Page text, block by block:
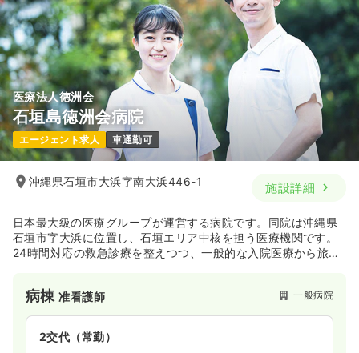
医療法人徳洲会
石垣島徳洲会病院
エージェント求人 車通勤可
沖縄県石垣市大浜字南大浜446-1 施設詳細
日本最大級の医療グループが運営する病院です。同院は沖縄県
石垣市字大浜に位置し、石垣エリア中核を担う医療機関です。
24時間対応の救急診療を整えつつ、一般的な入院医療から旅行
病棟准看護師 一般病院
2交代（常勤）